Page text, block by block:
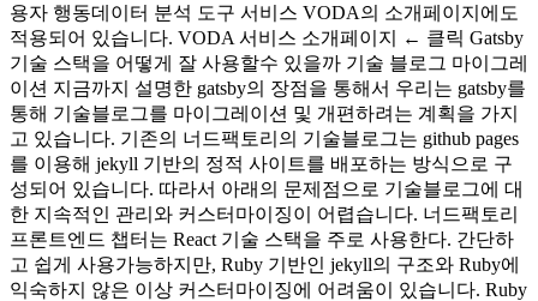
용자 행동데이터 분석 도구 서비스 VODA의 소개페이지에도
적용되어 있습니다. VODA 서비스 소개페이지 ← 클릭 Gatsby
기술 스택을 어떻게 잘 사용할수 있을까 기술 블로그 마이그레
이션 지금까지 설명한 gatsby의 장점을 통해서 우리는 gatsby를
통해 기술블로그를 마이그레이션 및 개편하려는 계획을 가지
고 있습니다. 기존의 너드팩토리의 기술블로그는 github pages
를 이용해 jekyll 기반의 정적 사이트를 배포하는 방식으로 구
성되어 있습니다. 따라서 아래의 문제점으로 기술블로그에 대
한 지속적인 관리와 커스터마이징이 어렵습니다. 너드팩토리
프론트엔드 챕터는 React 기술 스택을 주로 사용한다. 간단하
고 쉽게 사용가능하지만, Ruby 기반인 jekyll의 구조와 Ruby에
익숙하지 않은 이상 커스터마이징에 어려움이 있습니다. Ruby